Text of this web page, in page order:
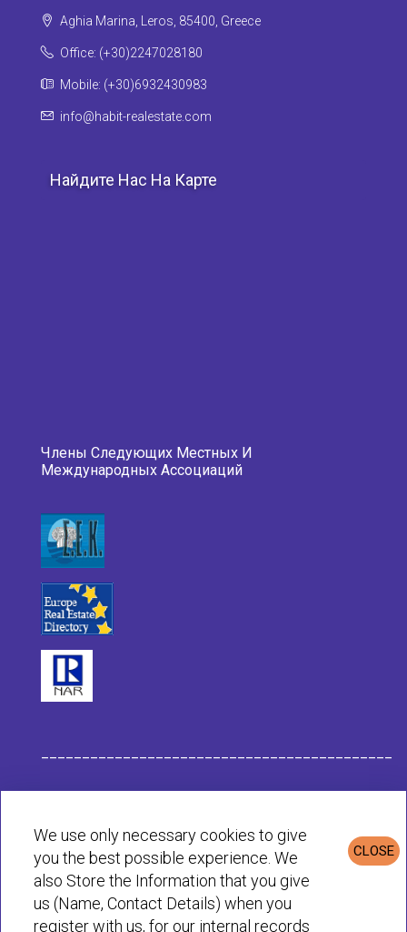
Aghia Marina, Leros, 85400, Greece
Office: (+30)2247028180
Mobile: (+30)6932430983
info@habit-realestate.com
Найдите Нас На Карте
Члены Следующих Местных И
Международных Ассоциаций
Политика конфиденциальности и cookie
CLOSE
We use only necessary cookies to give
you the best possible experience. We
also Store the Information that you give
us (Name, Contact Details) when you
register with us, for our internal records